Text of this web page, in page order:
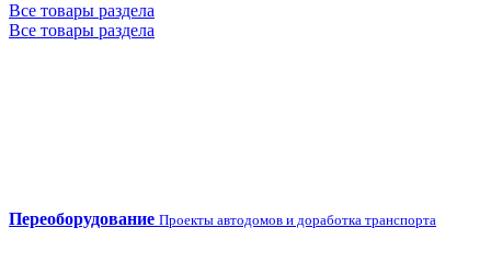
Все товары раздела
Все товары раздела
Переоборудование Проекты автодомов и доработка транспорта